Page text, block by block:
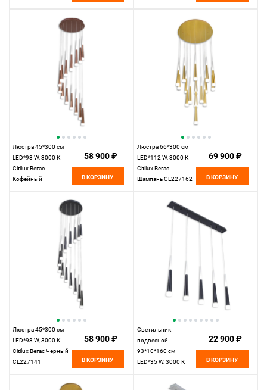
Люстра 45*300 см
LED*98 W, 3000 К
Citilux Вегас
Кофейный
58 900 ₽
В КОРЗИНУ
Люстра 66*300 см
LED*112 W, 3000 К
Citilux Вегас
Шампань CL227162
69 900 ₽
В КОРЗИНУ
Люстра 45*300 см
LED*98 W, 3000 К
Citilux Вегас Черный
CL227141
58 900 ₽
В КОРЗИНУ
Светильник
подвесной
93*10*160 см
LED*35 W, 3000 К
22 900 ₽
В КОРЗИНУ